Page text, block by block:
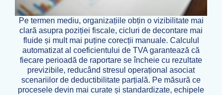
Pe termen mediu, organizațiile obțin o vizibilitate mai
clară asupra poziției fiscale, cicluri de decontare mai
fluide și mult mai puține corecții manuale. Calculul
automatizat al coeficientului de TVA garantează că
fiecare perioadă de raportare se încheie cu rezultate
previzibile, reducând stresul operațional asociat
scenariilor de deductibilitate parțială. Pe măsură ce
procesele devin mai curate și standardizate, echipele